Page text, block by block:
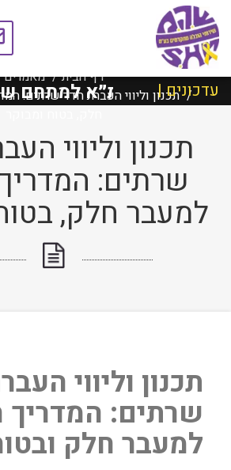
טיפים
דף הבית
מאמרים
תכנון וליווי העברת חדר שרתים:עדכונים |ת״א למתחם שרונה,
תכנון וליווי
שרתים:
למעבר חלק,
תכנון וליווי
שרתים:
למעבר חלק